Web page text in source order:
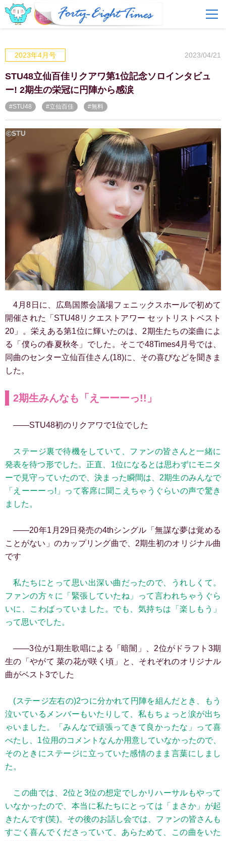
FAQ
ログイン 会員登録
2023年4月号 2023/04/21
STU48立仙百佳リクアワ第1位記念ソロインタビュ
ー! 2期生の栄冠に円陣から感涙
#STU48 #立仙百佳 #無料
4月8日に、広島国際会議場フェニックスホールで初めて
開催された「STU48リクエストアワー セットリストベスト
20」。栄えある第1位に輝いたのは、2期生たちの楽曲によ
る「僕らの春夏秋冬」でした。そこで48Times4月号では、
同曲のセンター立仙百佳さん(18)に、その喜びなどを聞きま
した。
2期生みんなも「えーーーっ!!」
――STU48初のリクアワで1位でした
ステージ裏で待機をしていて、ファンの皆さんと一緒に
発表を待つ形でした。正直、1位になるとは思わずにモニタ
ーで見守っていたので、決まった瞬間は、2期生のみんなで
「えーーーっ!」って客席に聞こえちゃうぐらいの声で驚き
ました。
――20年1月29日発売の4thシングル「無謀な夢は覚める
ことがない」のカップリング曲で、2期生初のオリジナル曲
です
私たちにとって思い出深い曲だったので、うれしくて。
ファンの方々に「緊張していたね」って言われちゃうぐら
いに、こわばっていました。でも、気持ちは「楽しもう」
って思いでした。
――3位が1期生歌唱による「暗闇」、2位がドラフト3期
生の「やがて 菜の花が咲く頃」と、それぞれのオリジナル
曲がベスト3でした
(ステージ左右の)2つに分かれて円陣を組んだとき、もう
泣いているメンバーもいたりして、私もちょっと涙が出ち
ゃいました。「みんなで頑張ってきて良かったな」って喜
べたし、1位用のコメントなんか用意していなかったので、
そのときにステージに立っていた感情のまま言葉にしまし
た。
この曲では、2位と3位の想定でしかリハーサルもやって
いなかったので、本当に私たちにとっては「まさか」が起
きたんです(笑)。その後のお話し会では、ファンの皆さんも
すごく喜んでくださっていて、あらためて、この曲をいた